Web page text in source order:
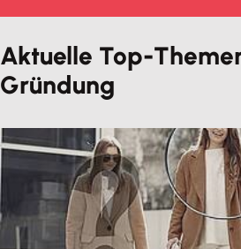
Aktuelle Top-
Gründung